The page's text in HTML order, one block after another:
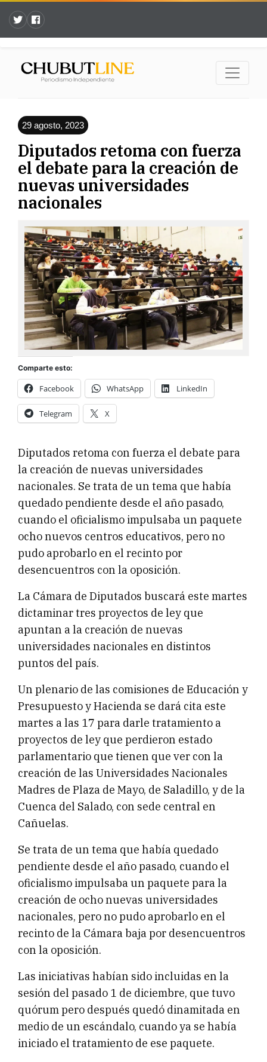
29 agosto, 2023
Diputados retoma con fuerza
el debate para la creación de
nuevas universidades
nacionales
Comparte esto:
Facebook WhatsApp LinkedIn
Telegram X
Diputados retoma con fuerza el debate para
la creación de nuevas universidades
nacionales. Se trata de un tema que había
quedado pendiente desde el año pasado,
cuando el oficialismo impulsaba un paquete
ocho nuevos centros educativos, pero no
pudo aprobarlo en el recinto por
desencuentros con la oposición.
La Cámara de Diputados buscará este martes
dictaminar tres proyectos de ley que
apuntan a la creación de nuevas
universidades nacionales en distintos
puntos del país.
Un plenario de las comisiones de Educación y
Presupuesto y Hacienda se dará cita este
martes a las 17 para darle tratamiento a
proyectos de ley que perdieron estado
parlamentario que tienen que ver con la
creación de las Universidades Nacionales
Madres de Plaza de Mayo, de Saladillo, y de la
Cuenca del Salado, con sede central en
Cañuelas.
Se trata de un tema que había quedado
pendiente desde el año pasado, cuando el
oficialismo impulsaba un paquete para la
creación de ocho nuevas universidades
nacionales, pero no pudo aprobarlo en el
recinto de la Cámara baja por desencuentros
con la oposición.
Las iniciativas habían sido incluidas en la
sesión del pasado 1 de diciembre, que tuvo
quórum pero después quedó dinamitada en
medio de un escándalo, cuando ya se había
iniciado el tratamiento de ese paquete.